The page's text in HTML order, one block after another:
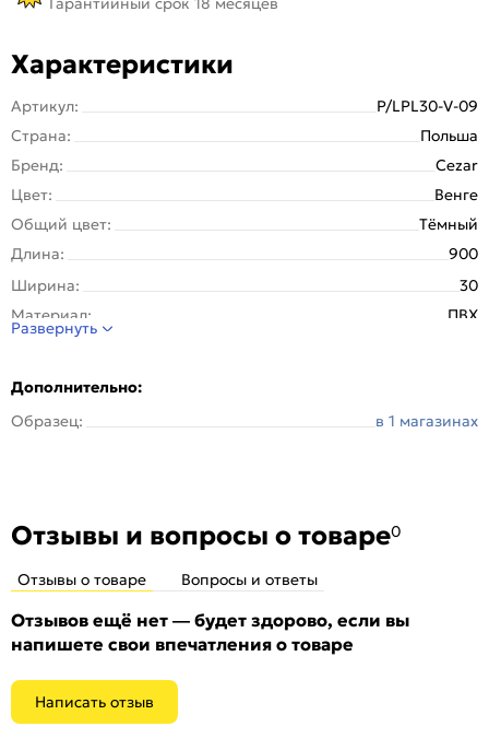
Характеристики
Артикул:
P/LPL30-V-09
Страна:
Польша
Бренд:
Cezar
Цвет:
Венге
Общий цвет:
Тёмный
Длина:
900
Ширина:
30
Материал:
ПВХ
ламинированныйинированной поверхностью
Развернуть
Дополнительно:
Образец:
в 1 магазинах
Отзывы и вопросы о товаре0
Отзывы о товаре Вопросы и ответы
Отзывов ещё нет — будет здорово, если вы
напишете свои впечатления о товаре
Написать отзыв